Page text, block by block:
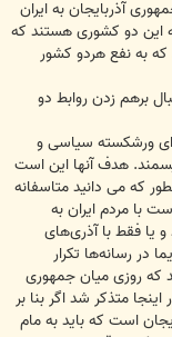
آذربایجان به ایران
این دو کشوری هستند که
که به نفع هردو کشور
برهم زدن روابط دو
ورشکسته سیاسی و
هدف آنها این است
که می دانید متاسفانه
با مردم ایران به
و یا فقط با آذری‌های
در رسانه‌ها تکرار
که روزی میان جمهوری
اینجا متذکر شد اگر بنا بر
است که باید به مام